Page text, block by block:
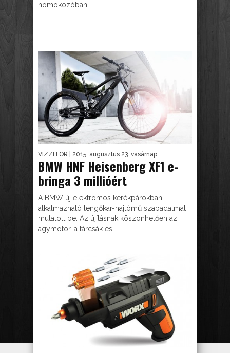
homokozóban,...
VIZZITOR | 2015. augusztus 23. vasárnap
BMW HNF Heisenberg XF1 e-
bringa 3 millióért
A BMW új elektromos kerékpárokban
alkalmazható lengőkar-hajtómű szabadalmat
mutatott be. Az újításnak köszönhetően az
agymotor, a tárcsák és...